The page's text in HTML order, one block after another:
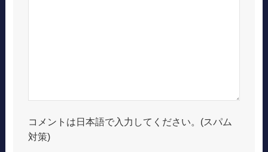
コメントは日本語で入力してください。(スパム
対策)